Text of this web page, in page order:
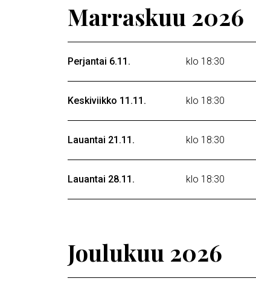
Marraskuu 2026
Perjantai 6.11. klo 18:30
Keskiviikko 11.11. klo 18:30
Lauantai 21.11. klo 18:30
Lauantai 28.11. klo 18:30
Joulukuu 2026